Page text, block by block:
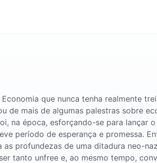
que nunca tenha realmente
de mais de algumas palestras sobre
na época, esforçando-se para lançar
período de esperança e promessa.
profundezas de uma ditadura neo-
tanto unfree e, ao mesmo tempo,